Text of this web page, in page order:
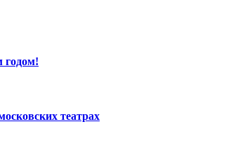
годом!
театрах